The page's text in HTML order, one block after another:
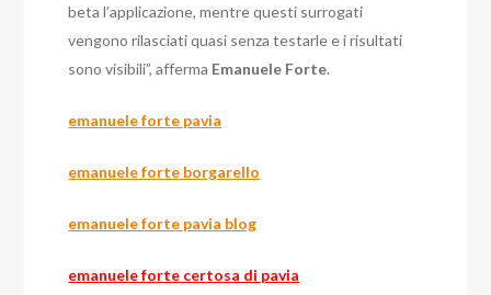
beta l’applicazione, mentre questi surrogati
vengono rilasciati quasi senza testarle e i risultati
sono visibili”, afferma Emanuele Forte.
emanuele forte pavia
emanuele forte borgarello
emanuele forte pavia blog
emanuele forte certosa di pavia